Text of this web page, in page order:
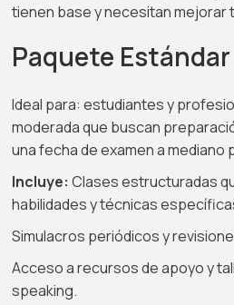
tienen base y necesitan mejorar
Paquete Estándar
Ideal para: estudiantes y
moderada que buscan
una fecha de examen a mediano
Incluye: Clases estructuradas
habilidades y técnicas
Simulacros periódicos y
Acceso a recursos de apoyo y
speaking.